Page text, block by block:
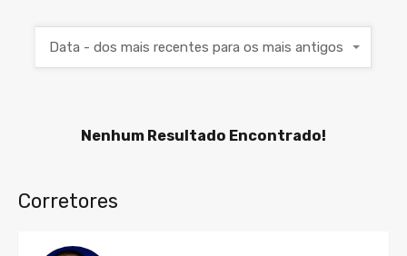
Data - dos mais recentes para os mais antigos
Nenhum Resultado Encontrado!
Corretores